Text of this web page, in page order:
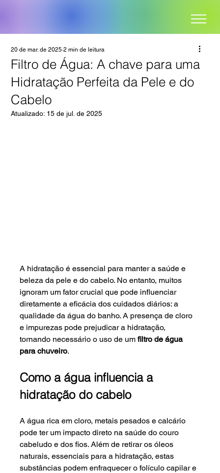
Filtro de Água: A chave para uma
Hidratação Perfeita da Pele e do
Cabelo
20 de mar. de 2025 2 min de leitura
Atualizado: 15 de jul. de 2025
A hidratação é essencial para manter a saúde e
beleza da pele e do cabelo. No entanto, muitos
ignoram um fator crucial que pode influenciar
diretamente a eficácia dos cuidados diários: a
qualidade da água do banho. A presença de cloro
e impurezas pode prejudicar a hidratação,
tornando necessário o uso de um filtro de água
para chuveiro.
Como a água influencia a
hidratação do cabelo
A água rica em cloro, metais pesados e calcário
pode ter um impacto direto na saúde do couro
cabeludo e dos fios. Além de retirar os óleos
naturais, essenciais para a hidratação, estas
substâncias podem enfraquecer o folículo capilar e